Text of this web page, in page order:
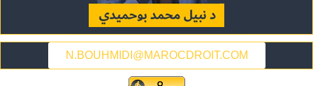
N.BOUHMIDI@MAROCDROIT.COM